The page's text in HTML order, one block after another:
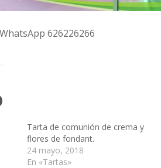
626226266
Tarta de comunión de crema y
flores de fondant.
24 mayo, 2018
En «Tartas»